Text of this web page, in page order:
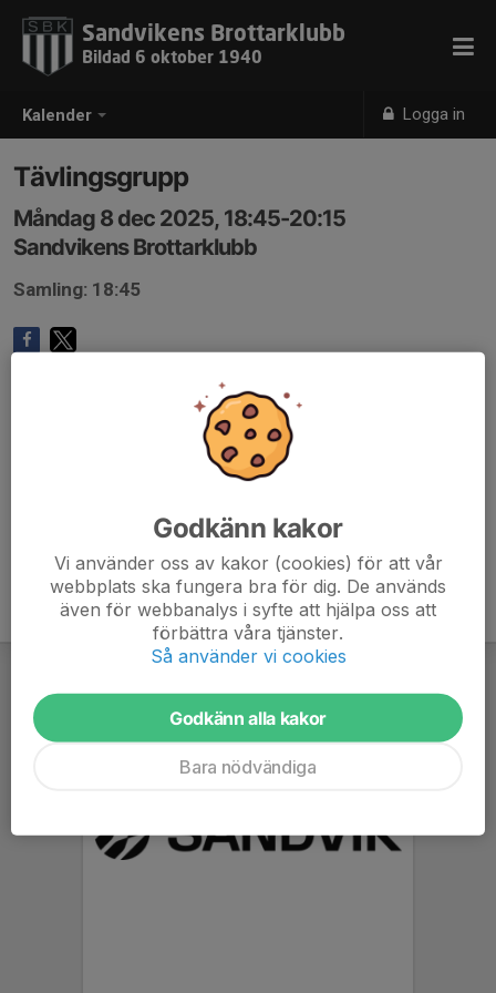
Kalender Logga in
Sandvikens Brottarklubb
Bildad 6 oktober 1940
Tävlingsgrupp
Måndag 8 dec 2025, 18:45-20:15
Sandvikens Brottarklubb
Samling: 18:45
Godkänn kakor
Vi använder oss av kakor (cookies) för att vår
webbplats ska fungera bra för dig. De används
även för webbanalys i syfte att hjälpa oss att
förbättra våra tjänster.
Så använder vi cookies
Godkänn alla kakor
Bara nödvändiga